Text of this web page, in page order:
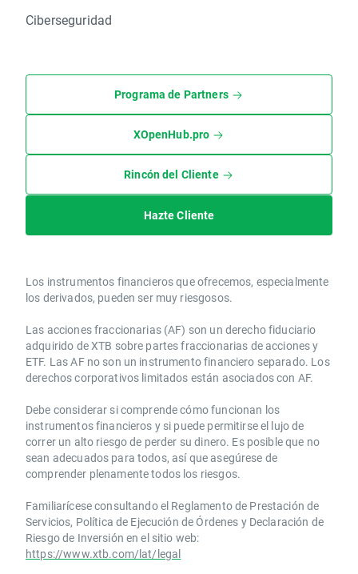
Ciberseguridad
Programa de Partners
XOpenHub.pro
Rincón del Cliente
Hazte Cliente
Los instrumentos financieros que ofrecemos, especialmente
los derivados, pueden ser muy riesgosos.
Las acciones fraccionarias (AF) son un derecho fiduciario
adquirido de XTB sobre partes fraccionarias de acciones y
ETF. Las AF no son un instrumento financiero separado. Los
derechos corporativos limitados están asociados con AF.
Debe considerar si comprende cómo funcionan los
instrumentos financieros y si puede permitirse el lujo de
correr un alto riesgo de perder su dinero. Es posible que no
sean adecuados para todos, así que asegúrese de
comprender plenamente todos los riesgos.
Familiarícese consultando el Reglamento de Prestación de
Servicios, Política de Ejecución de Órdenes y Declaración de
Riesgo de Inversión en el sitio web:
https://www.xtb.com/lat/legal